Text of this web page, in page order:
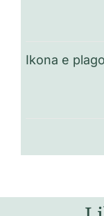
Ikona e